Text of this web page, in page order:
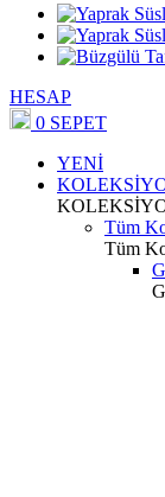
HESAP
0 SEPET
YENİ
Tüm
Tüm